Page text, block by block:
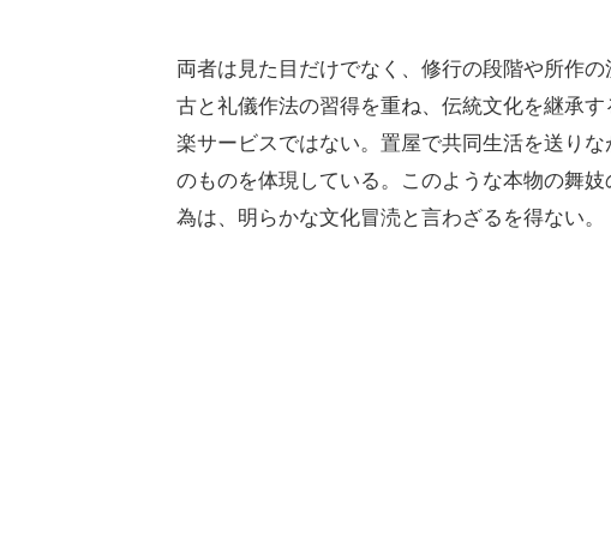
両者は見た目だけでなく、修行の段階や所作
古と礼儀作法の習得を重ね、伝統文化を継承
楽サービスではない。置屋で共同生活を送り
のものを体現している。このような本物の舞
為は、明らかな文化冒涜と言わざるを得ない。